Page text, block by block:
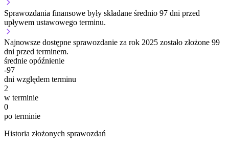
Sprawozdania finansowe były składane średnio 97 dni przed
upływem ustawowego terminu.
Najnowsze dostępne sprawozdanie za rok 2025 zostało złożone 99
dni przed terminem.
średnie opóźnienie
-97
dni względem terminu
2
w terminie
0
po terminie
Historia złożonych sprawozdań